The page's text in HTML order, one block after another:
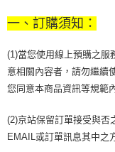
流程，驗證手機門號後，
成交易。
4.訂單成立30分鐘內，如
消。如遇「轉專審核」未
法說明評估內容。
【繳款方式說明】
醒簡訊。
2.透過簡訊連結打開帳單
【關於「AFTEE先享後付
便利好安心！
２．便利：只要手機號碼
３．安心：先確認商品／
【「AFTEE先享後付」結
１．於結帳方式選擇「
結帳頁面，進行簡訊認證
運送方式
付款後全家取貨
每筆NT$70，滿
付款後7-11取貨
一、訂購須知：
(1)當您使用線上預購之服
意相關內容者，請勿繼續
您同意本商品資訊等規範
(2)京站保留訂單接受與否
EMAIL或訂單訊息其中之